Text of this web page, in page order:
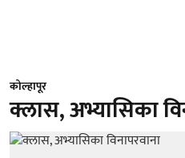
कोल्हापूर
क्लास, अभ्यासिका